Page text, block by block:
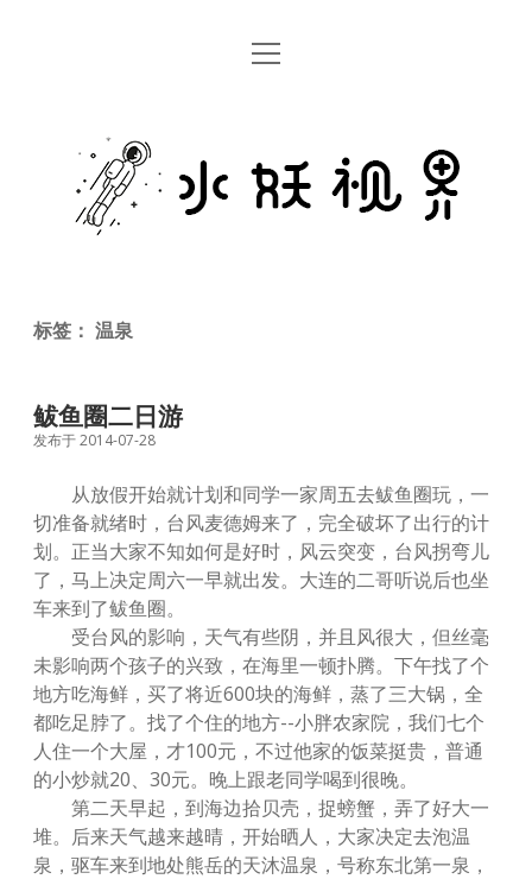
首页
关于
open
水
妖
视
标签： 温泉
鲅鱼圈二日游
发布于 2014-07-28
从放假开始就计划和同学一家周五去鲅鱼圈玩，一
切准备就绪时，台风麦德姆来了，完全破坏了出行的计
划。正当大家不知如何是好时，风云突变，台风拐弯儿
了，马上决定周六一早就出发。大连的二哥听说后也坐
车来到了鲅鱼圈。
受台风的影响，天气有些阴，并且风很大，但丝毫
未影响两个孩子的兴致，在海里一顿扑腾。下午找了个
地方吃海鲜，买了将近600块的海鲜，蒸了三大锅，全
都吃足脖了。找了个住的地方--小胖农家院，我们七个
人住一个大屋，才100元，不过他家的饭菜挺贵，普通
的小炒就20、30元。晚上跟老同学喝到很晚。
第二天早起，到海边拾贝壳，捉螃蟹，弄了好大一
堆。后来天气越来越晴，开始晒人，大家决定去泡温
泉，驱车来到地处熊岳的天沐温泉，号称东北第一泉，